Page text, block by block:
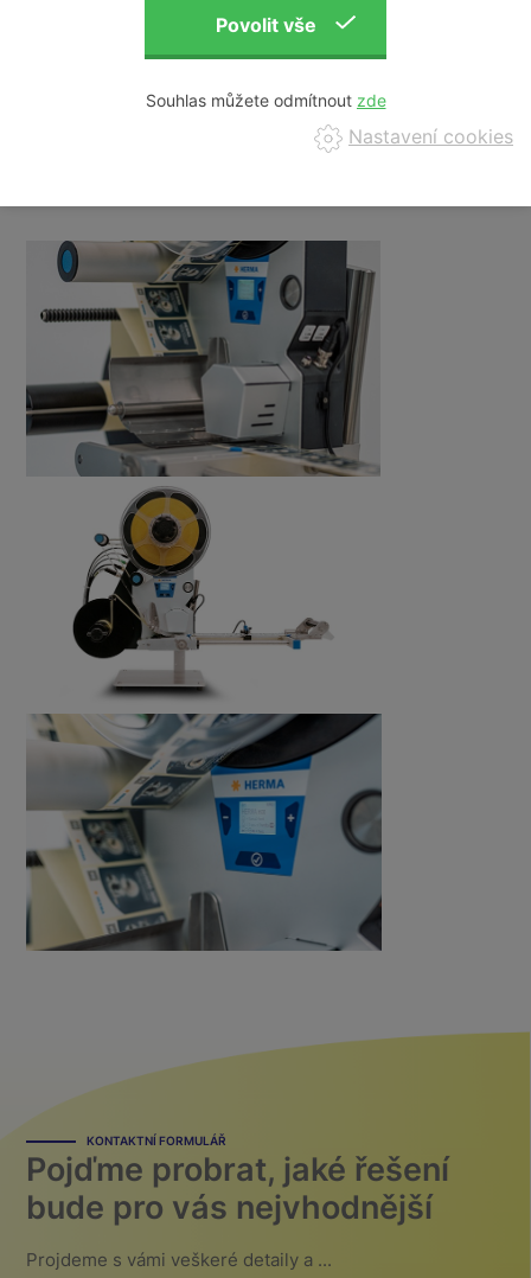
kompromisů na spolehlivosti.
Chcete-li získat další informace, kontaktujte nás!
KONTAKTNÍ FORMULÁŘ
Pojďme probrat, jaké řešení
bude pro vás nejvhodnější
Projdeme s vámi veškeré detaily a ...
Souhlas můžete odmítnout
Nastavení cookies